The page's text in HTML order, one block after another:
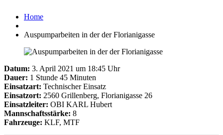
Home
Auspumparbeiten in der der Florianigasse
Datum: 3. April 2021 um 18:45 Uhr
Dauer: 1 Stunde 45 Minuten
Einsatzart: Technischer Einsatz
Einsatzort: 2560 Grillenberg, Florianigasse 26
Einsatzleiter: OBI KARL Hubert
Mannschaftsstärke: 8
Fahrzeuge: KLF, MTF